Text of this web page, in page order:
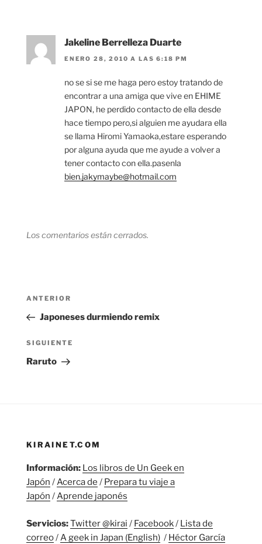
Jakeline Berrelleza Duarte
ENERO 28, 2010 A LAS 6:18 PM
no se si se me haga pero estoy tratando de
encontrar a una amiga que vive en EHIME
JAPON, he perdido contacto de ella desde
hace tiempo pero,si alguien me ayudara ella
se llama Hiromi Yamaoka,estare esperando
por alguna ayuda que me ayude a volver a
tener contacto con ella.pasenla
bien.jakymaybe@hotmail.com
Los comentarios están cerrados.
Navegación
entradas
Entrada
anterior:
ANTERIOR
Japoneses durmiendo remix
Siguiente
entrada
SIGUIENTE
Raruto
KIRAINET.COM
Información: Los libros de Un Geek en
Japón /Acerca de / Prepara tu viaje a
Japón /Aprende japonés
Servicios:Twitter @kirai / Facebook/ Lista de
correo/A geek in Japan (English) / Héctor García